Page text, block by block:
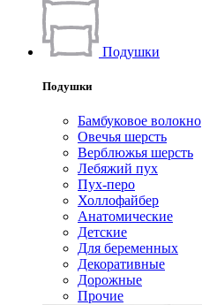
Подушки
Подушки
Бамбуковое волокно
Овечья шерсть
Верблюжья шерсть
Лебяжий пух
Пух-перо
Холлофайбер
Анатомические
Детские
Для беременных
Декоративные
Дорожные
Прочие